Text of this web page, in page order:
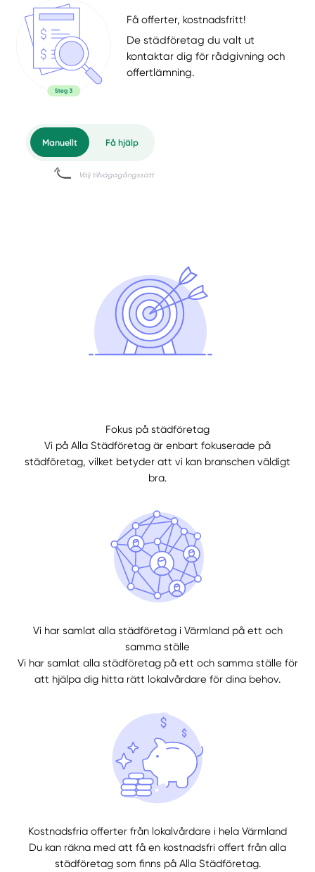
Få offerter, kostnadsfritt!
De städföretag du valt ut
kontaktar dig för rådgivning och
offertlämning.
Välj tillvägagångssätt
Fokus på städföretag
Vi på Alla Städföretag är enbart fokuserade på
städföretag, vilket betyder att vi kan branschen väldigt
bra.
Vi har samlat alla städföretag i Värmland på ett och
samma ställe
Vi har samlat alla städföretag på ett och samma ställe för
att hjälpa dig hitta rätt lokalvårdare för dina behov.
Kostnadsfria offerter från lokalvårdare i hela Värmland
Du kan räkna med att få en kostnadsfri offert från alla
städföretag som finns på Alla Städföretag.